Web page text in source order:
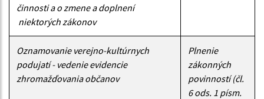
činnosti a o zmene a doplnení
niektorých zákonov
Oznamovanie verejno-kultúrnych
podujatí - vedenie evidencie
zhromažďovania občanov
Plnenie
zákonných
povinností (čl.
6 ods. 1 písm.